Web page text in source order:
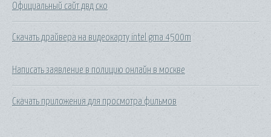
Официальный сайт двд ско
Скачать драйвера на видеокарту intel gma 4500m
Написать заявление в полицию онлайн в москве
Скачать приложения для просмотра фильмов